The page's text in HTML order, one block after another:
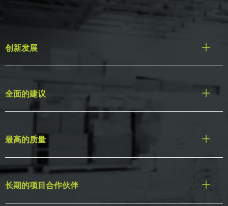
创新发展
全面的建议
最高的质量
长期的项目合作伙伴